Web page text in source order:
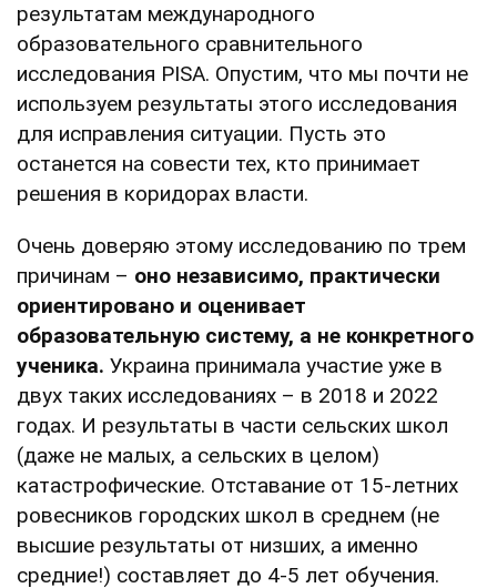
результатам международного
образовательного сравнительного
исследования PISA. Опустим, что мы почти не
используем результаты этого исследования
для исправления ситуации. Пусть это
останется на совести тех, кто принимает
решения в коридорах власти.
Очень доверяю этому исследованию по трем
причинам – оно независимо, практически
ориентировано и оценивает
образовательную систему, а не конкретного
ученика. Украина принимала участие уже в
двух таких исследованиях – в 2018 и 2022
годах. И результаты в части сельских школ
(даже не малых, а сельских в целом)
катастрофические. Отставание от 15-летних
ровесников городских школ в среднем (не
высшие результаты от низших, а именно
средние!) составляет до 4-5 лет обучения.